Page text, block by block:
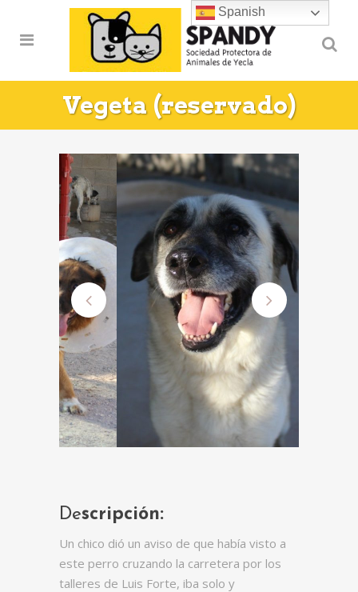
Vegeta (reservado)
Descripción:
Un chico dió un aviso de que había visto a
este perro cruzando la carretera por los
talleres de Luis Forte, iba solo y
Spanish